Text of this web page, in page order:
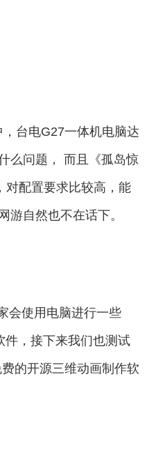
台电G27一体机电脑达
么问题， 而且《孤岛惊
对配置要求比较高，能
游自然也不在话下。
会使用电脑进行一些
件，接下来我们也测试
的开源三维动画制作软